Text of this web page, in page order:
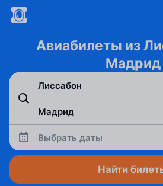
Авиабилеты из
Мадрид
Выбрать даты
Найти